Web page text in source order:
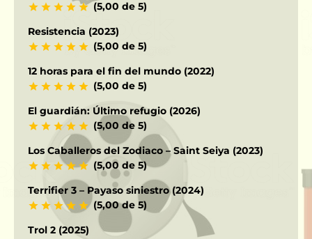
(5,00 de 5)
Resistencia (2023)
(5,00 de 5)
12 horas para el fin del mundo (2022)
(5,00 de 5)
El guardián: Último refugio (2026)
(5,00 de 5)
Los Caballeros del Zodiaco – Saint Seiya (2023)
(5,00 de 5)
Terrifier 3 – Payaso siniestro (2024)
(5,00 de 5)
Trol 2 (2025)